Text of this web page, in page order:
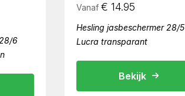
6
Vanaf € 14.95
Hesling jasbeschermer 28/5
Lucra transparant
Bekijk